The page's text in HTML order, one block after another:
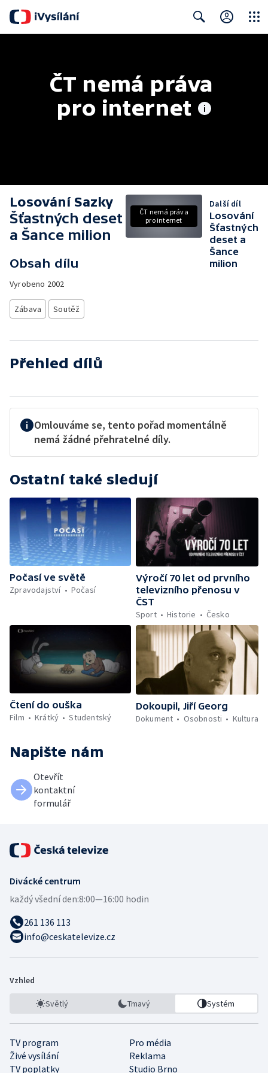
ČT nemá práva
pro internet
Losování Sazky
Šťastných deset
a Šance milion
Obsah dílu
Vyrobeno 2002
Zábava Soutěž
ČT nemá práva
pro internet
Další díl
Losování
Šťastných
deset a
Šance
milion
Přehled dílů
Omlouváme se, tento pořad momentálně
nemá žádné přehratelné díly.
Ostatní také sledují
Počasí ve světě
Zpravodajství
Počasí
Výročí 70 let od prvního
televizního přenosu v
ČST
Sport
Historie Česko
Čtení do ouška
Film
Krátký Studentský
Dokoupil, Jiří Georg
Dokument
Osobnosti Kultura
Napište nám
Otevřít
kontaktní
formulář
Divácké centrum
každý všední den:8:00—16:00 hodin
261 136 113
info@ceskatelevize.cz
Vzhled
Světlý Tmavý Systém
TV program
Pro média
Živé vysílání
Reklama
TV poplatky
Studio Brno